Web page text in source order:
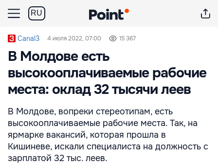
RU
Canal3 4 июля 2022, 07:00 15 367
В Молдове есть
высокооплачиваемые рабочие
места: оклад 32 тысячи леев
В Молдове, вопреки стереотипам, есть
высокооплачиваемые рабочие места. Так, на
ярмарке вакансий, которая прошла в
Кишиневе, искали специалиста на должность с
зарплатой 32 тыс. леев.